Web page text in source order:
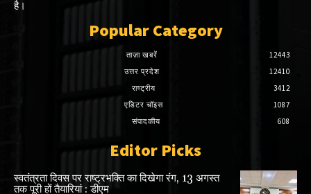
है।
Popular Category
ताज़ा खबरें
12443
उत्तर प्रदेश
12410
राष्ट्रीय
3412
एडिटर चॉइस
1087
संपादकीय
608
Editor Picks
स्वतंत्रता दिवस पर राष्ट्रभक्ति का दिखेगा रंग, 13 अगस्त
तक पूरी हों तैयारियां : डीएम